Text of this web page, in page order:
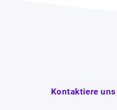
Kontaktiere uns